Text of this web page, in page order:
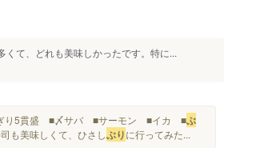
て、どれも美味しかったです。特に...
ぎり5貫盛 ■〆サバ ■サーモン ■イカ ■ぶ
美味しくて、ひさしぶりに行ってみた...